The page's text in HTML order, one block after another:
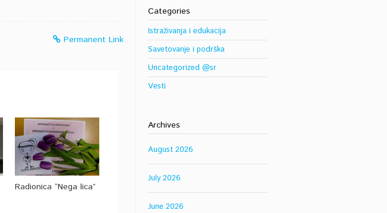
Permanent Link
Radionica “Nega lica”
Categories
Istraživanja i edukacija
Savetovanje i podrška
Uncategorized @sr
Vesti
Archives
August 2026
July 2026
June 2026